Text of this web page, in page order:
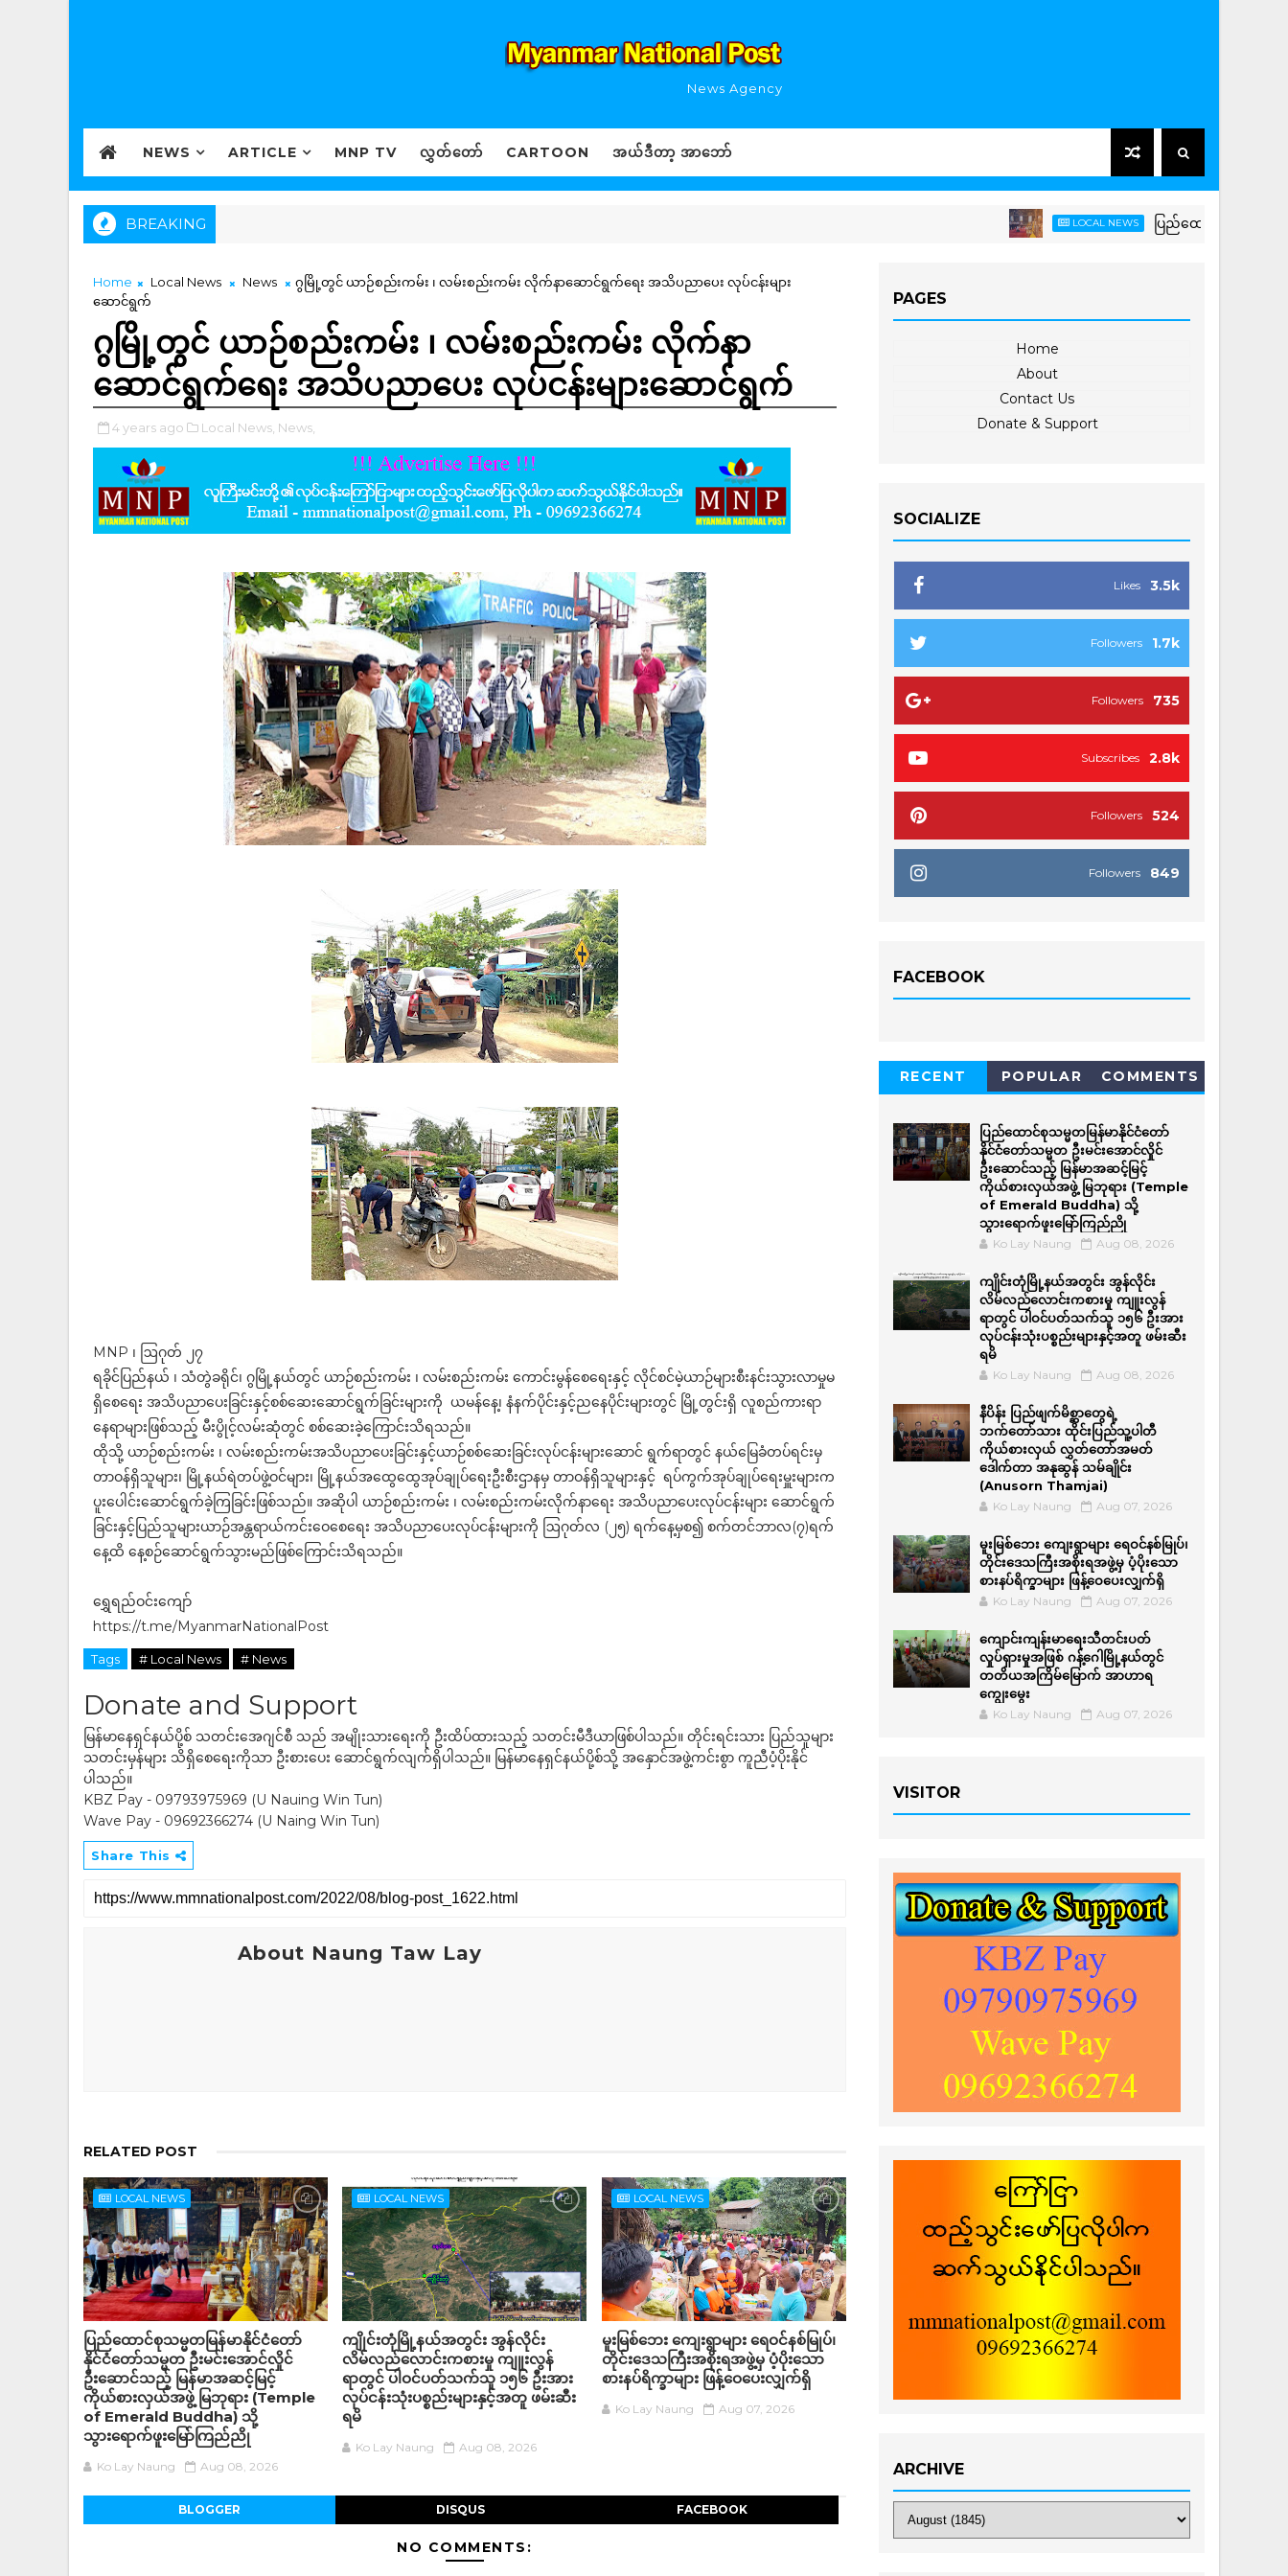
News Agency
NEWS ARTICLE MNP TV လွှတ်တော် CARTOON အယ်ဒီတာ့ အာဘော်
BREAKING LOCAL NEWS ပြည်ထောင်စုသမ္မတမြန်မာနိုင်
Home Local News News
ဂွမြို့တွင် ယာဉ်စည်းကမ်း ၊ လမ်းစည်းကမ်း လိုက်နာဆောင်ရွက်ရေး အသိပညာပေး လုပ်ငန်းများ
ဆောင်ရွက်
ဂွမြို့တွင် ယာဉ်စည်းကမ်း ၊ လမ်းစည်းကမ်း လိုက်နာ
ဆောင်ရွက်ရေး အသိပညာပေး လုပ်ငန်းများဆောင်ရွက်
4 years ago Local News, News,
MNP ၊ ဩဂုတ် ၂၇
ရခိုင်ပြည်နယ် ၊ သံတွဲခရိုင်၊ ဂွမြို့နယ်တွင် ယာဉ်စည်းကမ်း ၊ လမ်းစည်းကမ်း ကောင်းမွန်စေရေးနှင့် လိုင်စင်မဲ့ယာဉ်များစီးနင်းသွားလာမှုမ
ရှိစေရေး အသိပညာပေးခြင်းနှင့်စစ်ဆေးဆောင်ရွက်ခြင်းများကို ယမန်နေ့၊ နံနက်ပိုင်းနှင့်ညနေပိုင်းများတွင် မြို့တွင်းရှိ လူစည်ကားရာ
နေရာများဖြစ်သည့် မီးပွိုင့်လမ်းဆုံတွင် စစ်ဆေးခဲ့ကြောင်းသိရသည်။
ထိုသို့ ယာဉ်စည်းကမ်း ၊ လမ်းစည်းကမ်းအသိပညာပေးခြင်းနှင့်ယာဉ်စစ်ဆေးခြင်းလုပ်ငန်းများဆောင် ရွက်ရာတွင် နယ်မြေခံတပ်ရင်းမှ
တာဝန်ရှိသူများ၊ မြို့နယ်ရဲတပ်ဖွဲ့ဝင်များ၊ မြို့နယ်အထွေထွေအုပ်ချုပ်ရေးဦးစီးဌာနမှ တာဝန်ရှိသူများနှင့် ရပ်ကွက်အုပ်ချုပ်ရေးမှူးများက
ပူးပေါင်းဆောင်ရွက်ခဲ့ကြခြင်းဖြစ်သည်။ အဆိုပါ ယာဉ်စည်းကမ်း ၊ လမ်းစည်းကမ်းလိုက်နာရေး အသိပညာပေးလုပ်ငန်းများ ဆောင်ရွက်
ခြင်းနှင့်ပြည်သူများယာဉ်အန္တရာယ်ကင်းဝေစေရေး အသိပညာပေးလုပ်ငန်းများကို ဩဂုတ်လ (၂၅) ရက်နေ့မှစ၍ စက်တင်ဘာလ(၇)ရက်
နေ့ထိ နေ့စဉ်ဆောင်ရွက်သွားမည်ဖြစ်ကြောင်းသိရသည်။
ရွှေရည်ဝင်းကျော်
https://t.me/MyanmarNationalPost
Tags # Local News # News
Donate and Support
မြန်မာနေရှင်နယ်ပို့စ် သတင်းအေဂျင်စီ သည် အမျိုးသားရေးကို ဦးထိပ်ထားသည့် သတင်းမီဒီယာဖြစ်ပါသည်။ တိုင်းရင်းသား ပြည်သူများ
သတင်းမှန်များ သိရှိစေရေးကိုသာ ဦးစားပေး ဆောင်ရွက်လျက်ရှိပါသည်။ မြန်မာနေရှင်နယ်ပို့စ်သို့ အနှောင်အဖွဲ့ကင်းစွာ ကူညီပံ့ပိုးနိုင်
ပါသည်။
KBZ Pay - 09793975969 (U Nauing Win Tun)
Wave Pay - 09692366274 (U Naing Win Tun)
Share This
About Naung Taw Lay
RELATED POST
LOCAL NEWS
ပြည်ထောင်စုသမ္မတမြန်မာနိုင်ငံတော်
နိုင်ငံတော်သမ္မတ ဦးမင်းအောင်လှိုင်
ဦးဆောင်သည့် မြန်မာအဆင့်မြင့်
ကိုယ်စားလှယ်အဖွဲ့ မြဘုရား (Temple
of Emerald Buddha) သို့
သွားရောက်ဖူးမြော်ကြည်ညို
Ko Lay Naung Aug 08, 2026
LOCAL NEWS
ကျိုင်းတုံမြို့နယ်အတွင်း အွန်လိုင်း
လိမ်လည်လောင်းကစားမှု ကျူးလွန်
ရာတွင် ပါဝင်ပတ်သက်သူ ၁၅၆ ဦးအား
လုပ်ငန်းသုံးပစ္စည်းများနှင့်အတူ ဖမ်းဆီး
ရမိ
Ko Lay Naung Aug 08, 2026
LOCAL NEWS
မူးမြစ်ဘေး ကျေးရွာများ ရေဝင်နစ်မြုပ်၊
တိုင်းဒေသကြီးအစိုးရအဖွဲ့မှ ပံ့ပိုးသော
စားနပ်ရိက္ခာများ ဖြန့်ဝေပေးလျှက်ရှိ
Ko Lay Naung Aug 07, 2026
BLOGGER DISQUS FACEBOOK
NO COMMENTS:
PAGES
Home
About
Contact Us
Donate & Support
SOCIALIZE
3.5k
Likes
1.7k
Followers
735
Followers
2.8k
Subscribes
524
Followers
849
Followers
FACEBOOK
RECENT POPULAR COMMENTS
ပြည်ထောင်စုသမ္မတမြန်မာနိုင်ငံတော်
နိုင်ငံတော်သမ္မတ ဦးမင်းအောင်လှိုင်
ဦးဆောင်သည့် မြန်မာအဆင့်မြင့်
ကိုယ်စားလှယ်အဖွဲ့ မြဘုရား (Temple
of Emerald Buddha) သို့
သွားရောက်ဖူးမြော်ကြည်ညို
Ko Lay Naung Aug 08, 2026
ကျိုင်းတုံမြို့နယ်အတွင်း အွန်လိုင်း
လိမ်လည်လောင်းကစားမှု ကျူးလွန်
ရာတွင် ပါဝင်ပတ်သက်သူ ၁၅၆ ဦးအား
လုပ်ငန်းသုံးပစ္စည်းများနှင့်အတူ ဖမ်းဆီး
ရမိ
Ko Lay Naung Aug 08, 2026
နီပိန်း ပြည်ဖျက်မိစ္ဆာတွေရဲ့
ဘက်တော်သား ထိုင်းပြည်သူ့ပါတီ
ကိုယ်စားလှယ် လွှတ်တော်အမတ်
ဒေါက်တာ အနုဆွန် သမ်ချိုင်း
(Anusorn Thamjai)
Ko Lay Naung Aug 07, 2026
မူးမြစ်ဘေး ကျေးရွာများ ရေဝင်နစ်မြုပ်၊
တိုင်းဒေသကြီးအစိုးရအဖွဲ့မှ ပံ့ပိုးသော
စားနပ်ရိက္ခာများ ဖြန့်ဝေပေးလျှက်ရှိ
Ko Lay Naung Aug 07, 2026
ကျောင်းကျန်းမာရေးသီတင်းပတ်
လှုပ်ရှားမှုအဖြစ် ဂန့်ဂေါမြို့နယ်တွင်
တတိယအကြိမ်မြောက် အာဟာရ
ကျွေးမွေး
Ko Lay Naung Aug 07, 2026
VISITOR
ARCHIVE